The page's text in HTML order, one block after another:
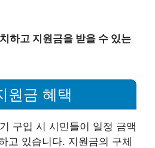
하고 지원금을 받을 수 있는
원금 혜택
구입 시 시민들이 일정 금액
고 있습니다. 지원금의 구체